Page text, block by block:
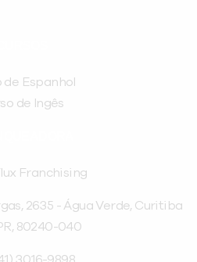
de Espanhol
de Ingês
Franchising
2635 - Água Verde, Curitiba
80240-040
3016-9898